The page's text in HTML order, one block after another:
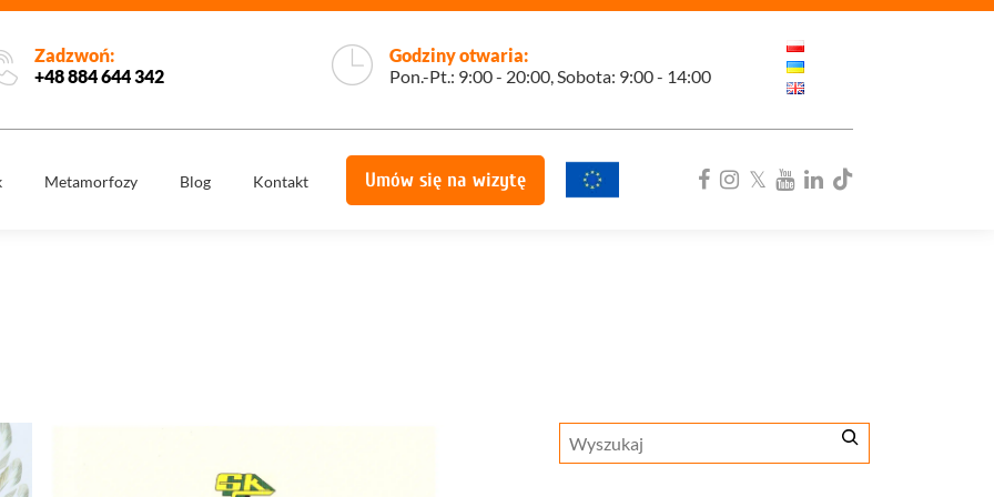
Zadzwoń:
+48 884 644 342
Godziny otwaria:
Pon.-Pt.: 9:00 - 20:00, Sobota: 9:00 - 14:00
Metamorfozy Blog Kontakt Umów się na wizytę